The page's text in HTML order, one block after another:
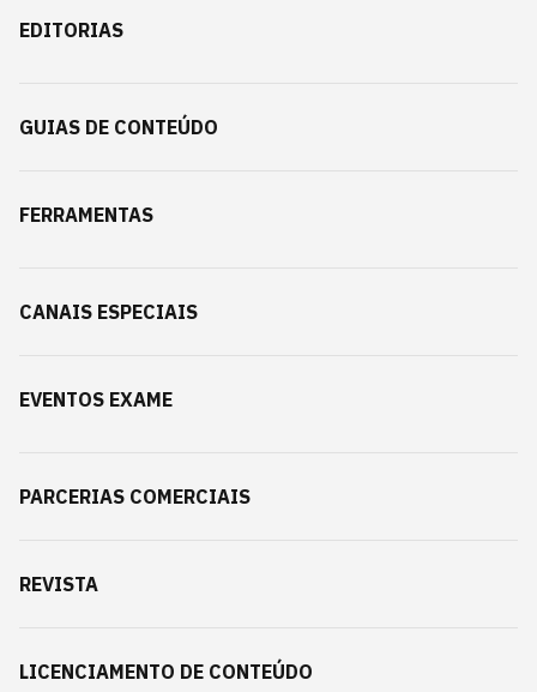
EDITORIAS
GUIAS DE CONTEÚDO
FERRAMENTAS
CANAIS ESPECIAIS
EVENTOS EXAME
PARCERIAS COMERCIAIS
REVISTA
LICENCIAMENTO DE CONTEÚDO